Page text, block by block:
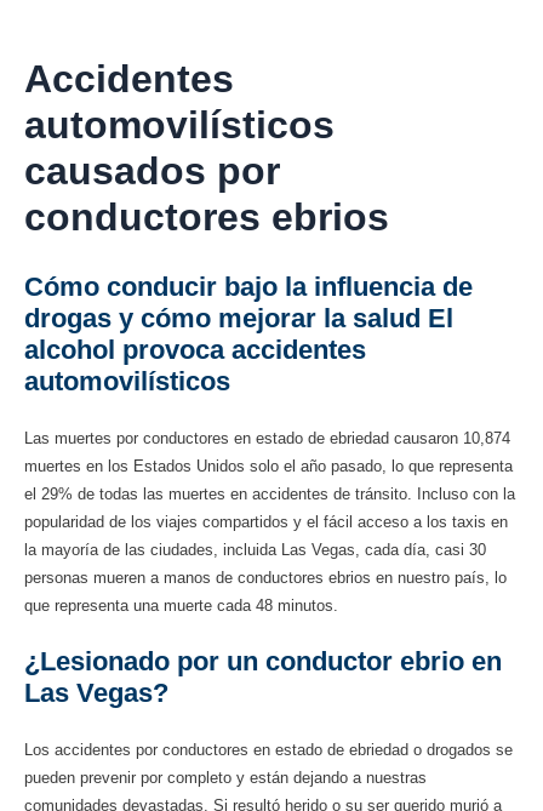
Accidentes
automovilísticos
causados ​​por
conductores ebrios
Cómo conducir bajo la influencia de
drogas y cómo mejorar la salud El
alcohol provoca accidentes
automovilísticos
Las muertes por conductores en estado de ebriedad causaron 10,874
muertes en los Estados Unidos solo el año pasado, lo que representa
el 29% de todas las muertes en accidentes de tránsito. Incluso con la
popularidad de los viajes compartidos y el fácil acceso a los taxis en
la mayoría de las ciudades, incluida Las Vegas, cada día, casi 30
personas mueren a manos de conductores ebrios en nuestro país, lo
que representa una muerte cada 48 minutos.
¿Lesionado por un conductor ebrio en
Las Vegas?
Los accidentes por conductores en estado de ebriedad o drogados se
pueden prevenir por completo y están dejando a nuestras
comunidades devastadas. Si resultó herido o su ser querido murió a